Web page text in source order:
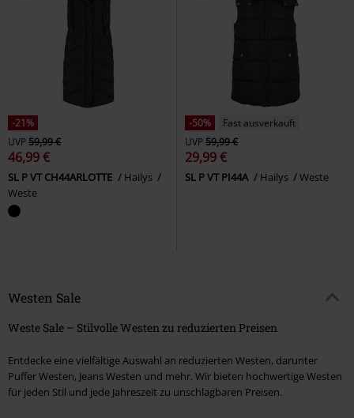
-21%
UVP59,99 €
46,99 €
SL P VT CH44ARLOTTE
Hailys
Weste
-50%
Fast ausverkauft
UVP59,99 €
29,99 €
SL P VT PI44A Hailys Weste
Westen Sale
Weste Sale – Stilvolle Westen zu reduzierten Preisen
Entdecke eine vielfältige Auswahl an reduzierten Westen, darunter
Puffer Westen, Jeans Westen und mehr. Wir bieten hochwertige Westen
für jeden Stil und jede Jahreszeit zu unschlagbaren Preisen.